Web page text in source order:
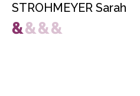
STROHMEYER Sarah